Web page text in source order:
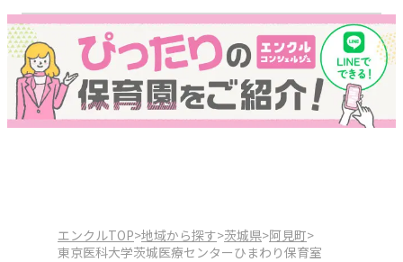
エンクルTOP>地域から探す>茨城県>阿見町>
東京医科大学茨城医療センターひまわり保育室